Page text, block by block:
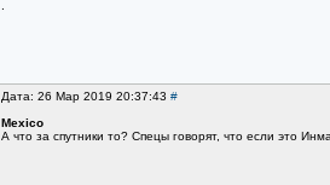
Дата: 26 Мар 2019 20:37:43 #
Mexico
А что за спутники то? Спецы говорят, что если это